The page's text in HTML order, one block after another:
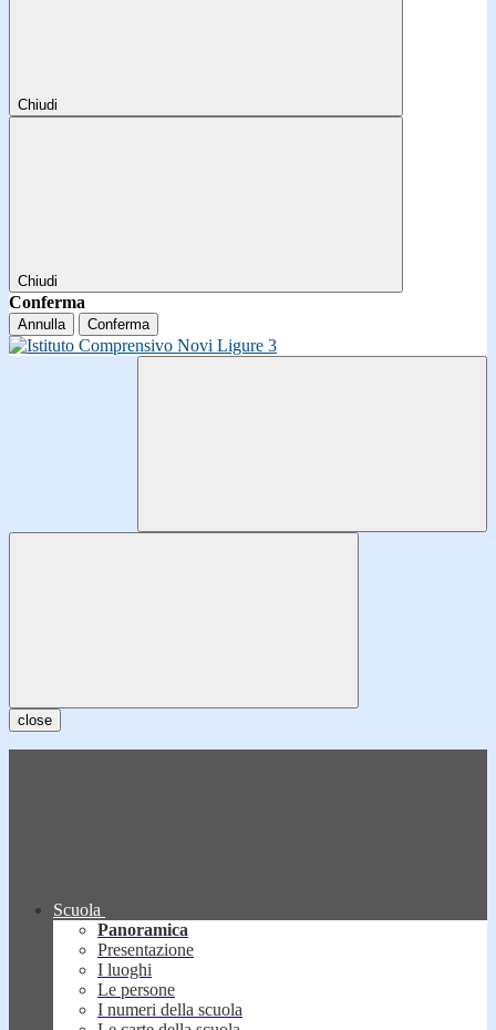
Chiudi
Chiudi
Conferma
Annulla Conferma
close
Scuola
Panoramica
Presentazione
I luoghi
Le persone
I numeri della scuola